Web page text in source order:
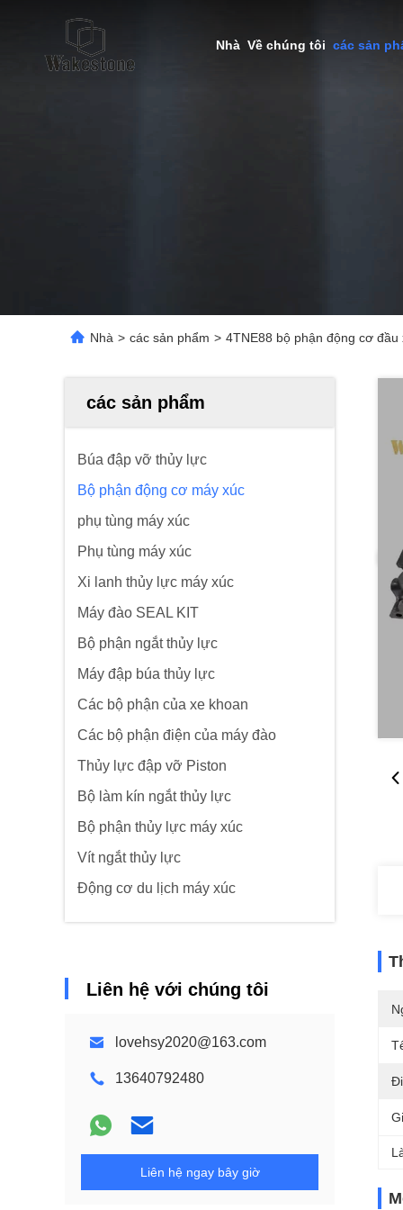
Nhà Về chúng tôi các sản
Nhà > các sản phẩm > 4TNE88 bộ phận động cơ
các sản phẩm
Búa đập vỡ thủy lực
Bộ phận động cơ máy xúc
phụ tùng máy xúc
Phụ tùng máy xúc
Xi lanh thủy lực máy xúc
Máy đào SEAL KIT
Bộ phận ngắt thủy lực
Máy đập búa thủy lực
Các bộ phận của xe khoan
Các bộ phận điện của máy đào
Thủy lực đập vỡ Piston
Bộ làm kín ngắt thủy lực
Bộ phận thủy lực máy xúc
Vít ngắt thủy lực
Động cơ du lịch máy xúc
Liên hệ với chúng tôi
lovehsy2020@163.com
13640792480
Liên hệ ngay bây giờ